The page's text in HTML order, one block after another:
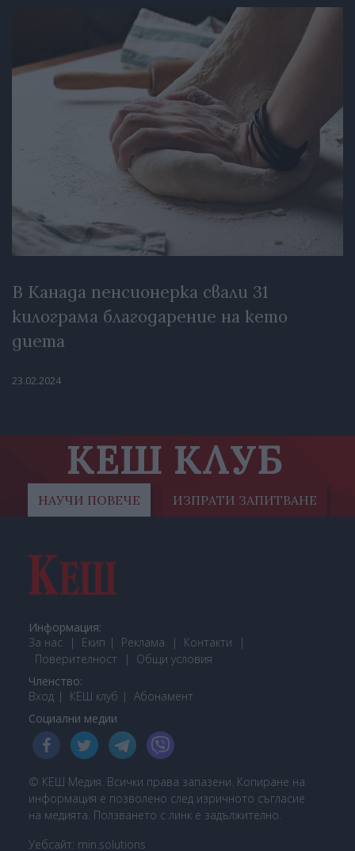
В Канада пенсионерка свали 31
килограма благодарение на кето
диета
23.02.2024
КЕШ КЛУБ
НАУЧИ ПОВЕЧЕ ИЗПРАТИ ЗАПИТВАНЕ
Информация:
За нас
Екип Реклама
Контакти
Поверителност
Общи условия
Членство:
Вход
КЕШ клуб Абонамент
Социални медии
© КЕШ Медия. Всички права запазени. Копиране на
информация е позволено след изричното съгласие
на медията. Ползването с линк е задължително.
Уебсайт: min.solutions